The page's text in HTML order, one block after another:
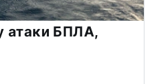
атаки БПЛА,